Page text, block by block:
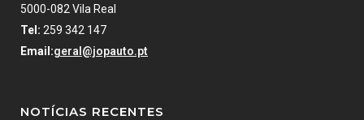
5000-082 Vila Real
Tel: 259 342 147
Email:geral@jopauto.pt
NOTÍCIAS RECENTES